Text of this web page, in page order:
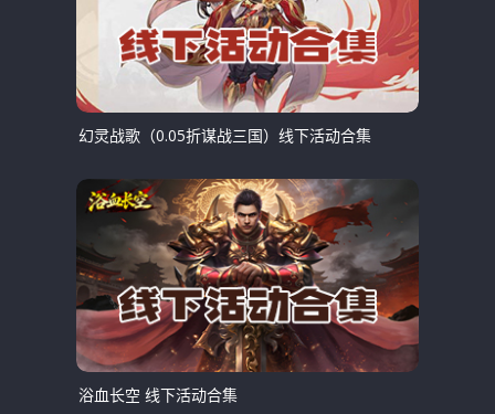
幻灵战歌（0.05折谋战三国）线下活动合集
浴血长空 线下活动合集